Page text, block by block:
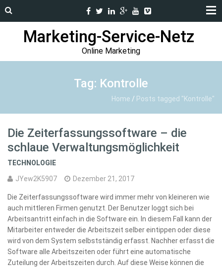
Marketing-Service-Netz
Online Marketing
Tag: Kontrolle
Home / Posts tagged "Kontrolle"
Die Zeiterfassungssoftware – die
schlaue Verwaltungsmöglichkeit
TECHNOLOGIE
JYew2K5907
Dezember 21, 2017
Die Zeiterfassungssoftware wird immer mehr von kleineren wie
auch mittleren Firmen genutzt. Der Benutzer loggt sich bei
Arbeitsantritt einfach in die Software ein. In diesem Fall kann der
Mitarbeiter entweder die Arbeitszeit selber eintippen oder diese
wird von dem System selbstständig erfasst. Nachher erfasst die
Software alle Arbeitszeiten oder führt eine automatische
Zuteilung der Arbeitszeiten durch. Auf diese Weise können die